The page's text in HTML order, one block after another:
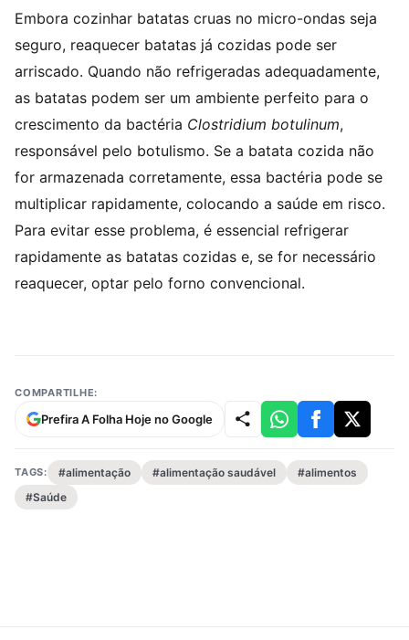
Embora cozinhar batatas cruas no micro-ondas seja
seguro, reaquecer batatas já cozidas pode ser
arriscado. Quando não refrigeradas adequadamente,
as batatas podem ser um ambiente perfeito para o
crescimento da bactéria Clostridium botulinum,
responsável pelo botulismo. Se a batata cozida não
for armazenada corretamente, essa bactéria pode se
multiplicar rapidamente, colocando a saúde em risco.
Para evitar esse problema, é essencial refrigerar
rapidamente as batatas cozidas e, se for necessário
reaquecer, optar pelo forno convencional.
COMPARTILHE:
Prefira A Folha Hoje no Google
TAGS: #alimentação #alimentação saudável
#alimentos
#Saúde